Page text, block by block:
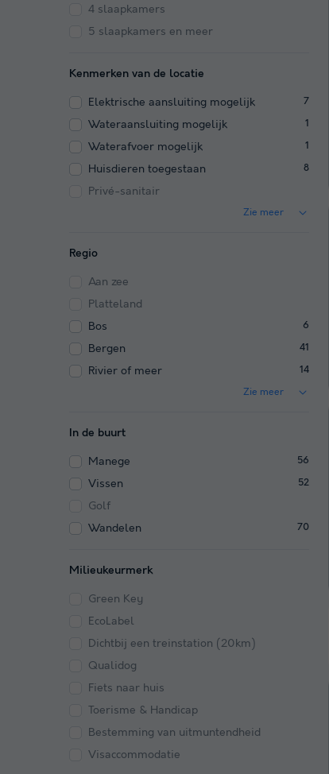
4 slaapkamers
5 slaapkamers en meer
Kenmerken van de locatie
Elektrische aansluiting mogelijk 7
Wateraansluiting mogelijk 1
Waterafvoer mogelijk 1
Huisdieren toegestaan 8
Privé-sanitair
Zie meer
Regio
Aan zee
Platteland
Bos
6
Bergen 41
Rivier of meer 14
Zie meer
In de buurt
Manege 56
Vissen 52
Golf
Wandelen
70
Milieukeurmerk
Green Key
EcoLabel
Dichtbij een treinstation (20km)
Qualidog
Fiets naar huis
Toerisme & Handicap
Bestemming van uitmuntendheid
Visaccommodatie